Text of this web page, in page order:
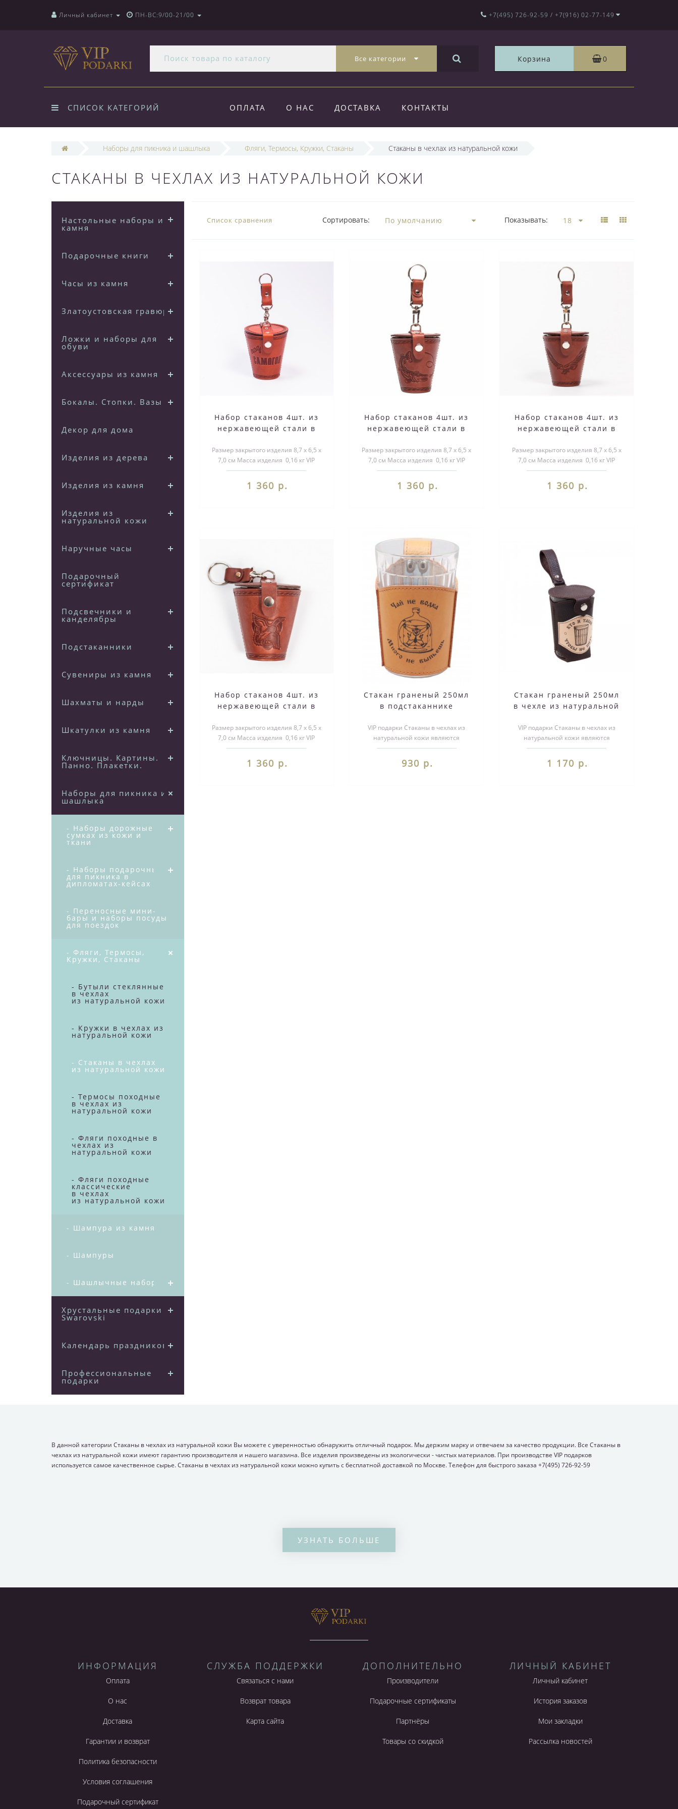
Личный кабинет ПН-ВС:9/00-21/00 +7(495) 726-92-59 / +7(916) 02-77-149
Все категории Корзина 0
СПИСОК КАТЕГОРИЙ ОПЛАТА О НАС ДОСТАВКА КОНТАКТЫ
Наборы для пикника и шашлыка Фляги, Термосы, Кружки, Стаканы Стаканы в чехлах из натуральной кожи
СТАКАНЫ В ЧЕХЛАХ ИЗ НАТУРАЛЬНОЙ КОЖИ
Настольные наборы из
камня
Подарочные книги
Часы из камня
Златоустовская гравюра
Ложки и наборы для
обуви
Аксессуары из камня
Бокалы. Стопки. Вазы
Декор для дома
Изделия из дерева
Изделия из камня
Изделия из
натуральной кожи
Наручные часы
Подарочный
сертификат
Подсвечники и
канделябры
Подстаканники
Сувениры из камня
Шахматы и нарды
Шкатулки из камня
Ключницы. Картины.
Панно. Плакетки.
Наборы для пикника и
шашлыка
- Наборы дорожные в
сумках из кожи и
ткани
- Наборы подарочные
для пикника в
дипломатах-кейсах
- Переносные мини-
бары и наборы посуды
для поездок
- Фляги, Термосы,
Кружки, Стаканы
- Бутыли стеклянные
в чехлах
из натуральной кожи
- Кружки в чехлах из
натуральной кожи
- Стаканы в чехлах
из натуральной кожи
- Термосы походные
в чехлах из
натуральной кожи
- Фляги походные в
чехлах из
натуральной кожи
- Фляги походные
классические
в чехлах
из натуральной кожи
- Шампура из камня
- Шампуры
- Шашлычные наборы
Хрустальные подарки
Swarovski
Календарь праздников
Профессиональные
подарки
Список сравнения Сортировать: Показывать:
Набор стаканов 4шт. из
нержавеющей стали в
кожи
Размер закрытого изделия 8,7 х 6,5 х
7,0 см Масса изделия 0,16 кг VIP
подарки Стаканы в чехлах и..
1 360 р.
Набор стаканов 4шт. из
нержавеющей стали в
кожи
Размер закрытого изделия 8,7 х 6,5 х
7,0 см Масса изделия 0,16 кг VIP
подарки Стаканы в чехлах и..
1 360 р.
Набор стаканов 4шт. из
нержавеющей стали в
кожи
Размер закрытого изделия 8,7 х 6,5 х
7,0 см Масса изделия 0,16 кг VIP
подарки Стаканы в чехлах и..
1 360 р.
Набор стаканов 4шт. из
нержавеющей стали в
кожи
Размер закрытого изделия 8,7 х 6,5 х
7,0 см Масса изделия 0,16 кг VIP
подарки Стаканы в чехлах и..
1 360 р.
Стакан граненый 250мл
в подстаканнике
VIP подарки Стаканы в чехлах из
натуральной кожи являются
великолепным подарком на юбилей.
Выбирая..
930 р.
Стакан граненый 250мл
в чехле из натуральной
VIP подарки Стаканы в чехлах из
натуральной кожи являются
незабываемым подарком на любой
праздник...
1 170 р.
В данной категории Стаканы в чехлах из натуральной кожи Вы можете с уверенностью обнаружить отличный подарок. Мы держим марку и отвечаем за качество продукции. Все Стаканы в
чехлах из натуральной кожи имеют гарантию производителя и нашего магазина. Все изделия произведены из экологически - чистых материалов. При производстве VIP подарков
используется самое качественное сырье. Стаканы в чехлах из натуральной кожи можно купить с бесплатной доставкой по Москве. Телефон для быстрого заказа +7(495) 726-92-59
УЗНАТЬ БОЛЬШЕ
ИНФОРМАЦИЯ
Оплата
О нас
Доставка
Гарантии и возврат
Политика безопасности
Условия соглашения
Подарочный сертификат
СЛУЖБА ПОДДЕРЖКИ
Связаться с нами
Возврат товара
Карта сайта
ДОПОЛНИТЕЛЬНО
Производители
Подарочные сертификаты
Партнёры
Товары со скидкой
ЛИЧНЫЙ КАБИНЕТ
Личный кабинет
История заказов
Мои закладки
Рассылка новостей